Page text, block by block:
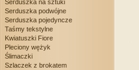
Serduszka na sztuki
Serduszka podwójne
Serduszka pojedyncze
Taśmy tekstylne
Kwiatuszki Fiore
Pleciony wężyk
Ślimaczki
Szlaczek z brokatem